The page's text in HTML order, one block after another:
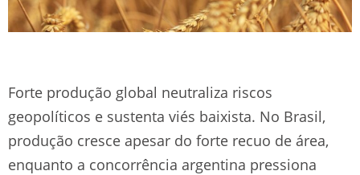
Forte produção global neutraliza riscos
geopolíticos e sustenta viés baixista. No Brasil,
produção cresce apesar do forte recuo de área,
enquanto a concorrência argentina pressiona